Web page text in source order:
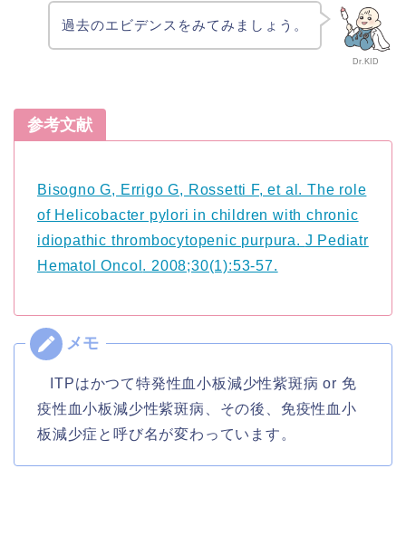
Dr.KID
過去のエビデンスをみてみましょう。
参考文献
Bisogno G, Errigo G, Rossetti F, et al. The role
of Helicobacter pylori in children with chronic
idiopathic thrombocytopenic purpura. J Pediatr
Hematol Oncol . 2008;30(1):53-57.
ITPはかつて特発性血小板減少性紫斑病 or 免
疫性血小板減少性紫斑病、その後、免疫性血小
板減少症と呼び名が変わっています。